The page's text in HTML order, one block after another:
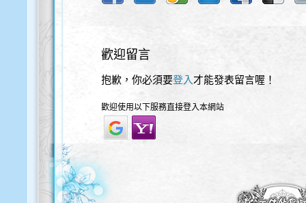
歡迎留言
抱歉，你必須要登入 才能發表留言喔！
歡迎使用以下服務直接登入本網站